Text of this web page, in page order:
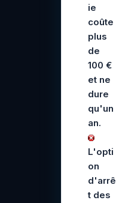
ie
coûte
plus
de
100 €
et ne
dure
qu'un
an.
L'opti
on
d'arrê
t des